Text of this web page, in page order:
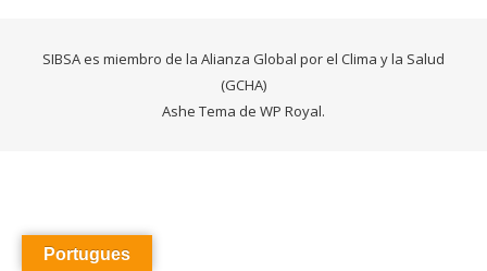
SIBSA es miembro de la Alianza Global por el Clima y la Salud
(GCHA)
Ashe Tema de WP Royal.
Portugues